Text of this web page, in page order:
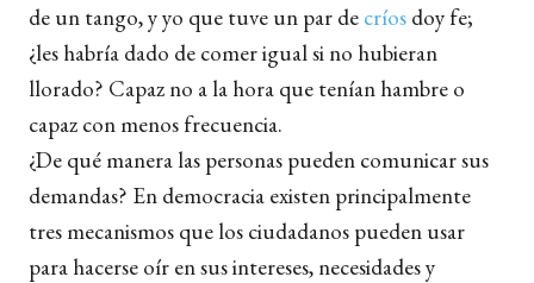
de un tango, y yo que tuve un par de críos doy fe;
¿les habría dado de comer igual si no hubieran
llorado? Capaz no a la hora que tenían hambre o
capaz con menos frecuencia.
¿De qué manera las personas pueden comunicar sus
demandas? En democracia existen principalmente
tres mecanismos que los ciudadanos pueden usar
para hacerse oír en sus intereses, necesidades y